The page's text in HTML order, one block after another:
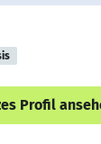
Profil